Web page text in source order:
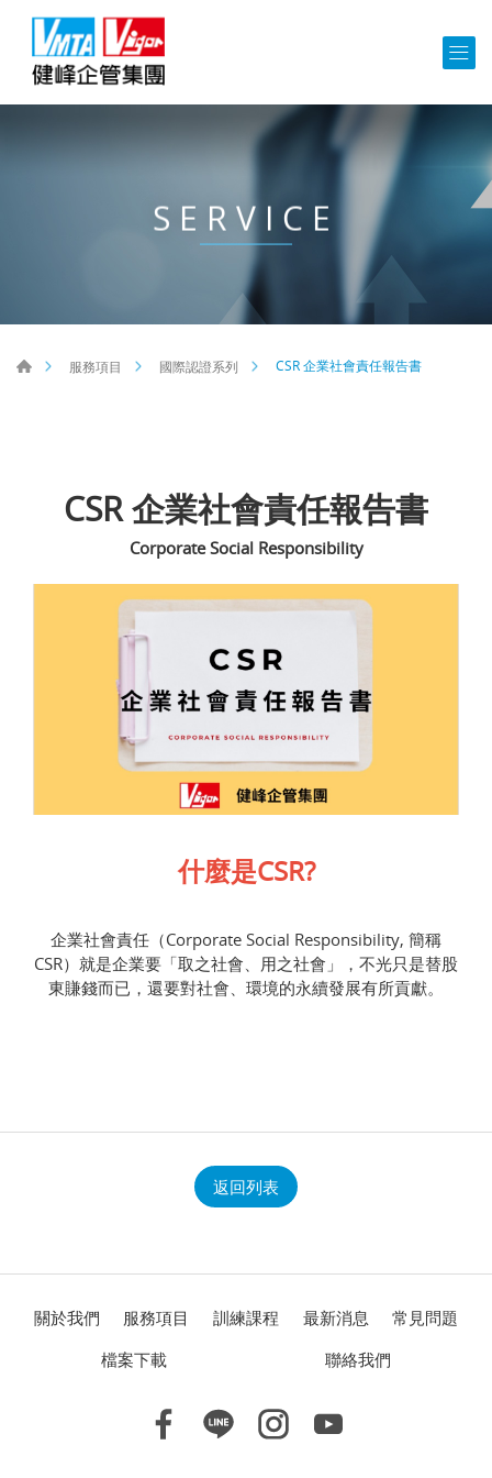
SERVICE
服務項目 國際認證系列 CSR 企業社會責任報告書
CSR 企業社會責任報告書
Corporate Social Responsibility
什麼是CSR?
企業社會責任（Corporate Social Responsibility, 簡稱
CSR）就是企業要「取之社會、用之社會」，不光只是替股
東賺錢而已，還要對社會、環境的永續發展有所貢獻。
返回列表
關於我們 服務項目 訓練課程 最新消息
常見問題
檔案下載
聯絡我們